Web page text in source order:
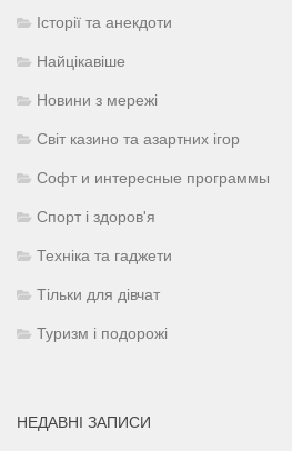
Історії та анекдоти
Найцікавіше
Новини з мережі
Світ казино та азартних ігор
Софт и интересные программы
Спорт і здоров'я
Техніка та гаджети
Тільки для дівчат
Туризм і подорожі
НЕДАВНІ ЗАПИСИ